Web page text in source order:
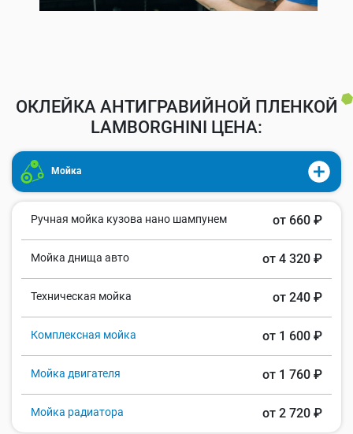
ОКЛЕЙКА АНТИГРАВИЙНОЙ ПЛЕНКОЙ
LAMBORGHINI ЦЕНА:
Мойка
Ручная мойка кузова нано шампунем от 660 ₽
Мойка днища авто от 4 320 ₽
Техническая мойка от 240 ₽
Комплексная мойка от 1 600 ₽
Мойка двигателя от 1 760 ₽
Мойка радиатора от 2 720 ₽